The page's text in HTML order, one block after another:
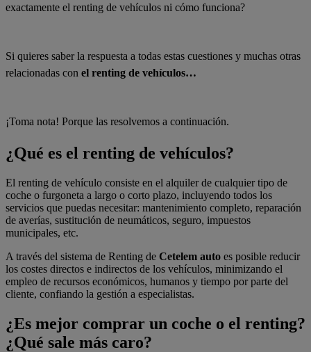
exactamente el renting de vehículos ni cómo funciona?
Si quieres saber la respuesta a todas estas cuestiones y muchas otras
relacionadas con el renting de vehículos…
¡Toma nota! Porque las resolvemos a continuación.
¿Qué es el renting de vehículos?
El renting de vehículo consiste en el alquiler de cualquier tipo de
coche o furgoneta a largo o corto plazo, incluyendo todos los
servicios que puedas necesitar: mantenimiento completo, reparación
de averías, sustitución de neumáticos, seguro, impuestos
municipales, etc.
A través del sistema de Renting de Cetelem auto es posible reducir
los costes directos e indirectos de los vehículos, minimizando el
empleo de recursos económicos, humanos y tiempo por parte del
cliente, confiando la gestión a especialistas.
¿Es mejor comprar un coche o el renting?
¿Qué sale más caro?